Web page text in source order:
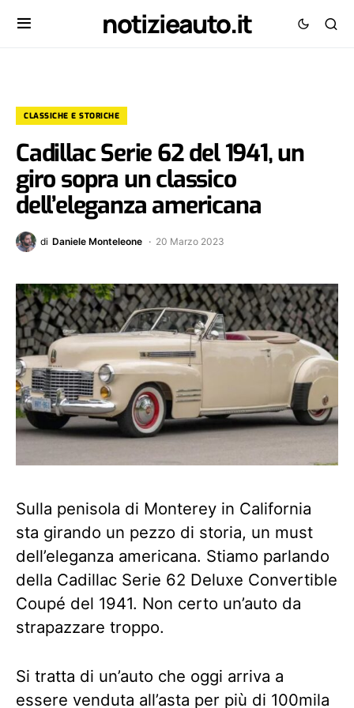
notizieauto.it
CLASSICHE E STORICHE
Cadillac Serie 62 del 1941, un
giro sopra un classico
dell’eleganza americana
di Daniele Monteleone 20 Marzo 2023
Sulla penisola di Monterey in California
sta girando un pezzo di storia, un must
dell’eleganza americana. Stiamo parlando
della Cadillac Serie 62 Deluxe Convertible
Coupé del 1941. Non certo un’auto da
strapazzare troppo.
Si tratta di un’auto che oggi arriva a
essere venduta all’asta per più di 100mila